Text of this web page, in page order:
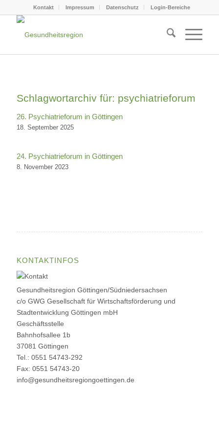
Kontakt Impressum Datenschutz Login-Bereiche
Schlagwortarchiv für: psychiatrieforum
26. Psychiatrieforum in Göttingen
18. September 2025
24. Psychiatrieforum in Göttingen
8. November 2023
KONTAKTINFOS
Gesundheitsregion Göttingen/Südniedersachsen
c/o GWG Gesellschaft für Wirtschaftsförderung und
Stadtentwicklung Göttingen mbH
Geschäftsstelle
Bahnhofsallee 1b
37081 Göttingen
Tel.: 0551 54743-292
Fax: 0551 54743-20
info@gesundheitsregiongoettingen.de